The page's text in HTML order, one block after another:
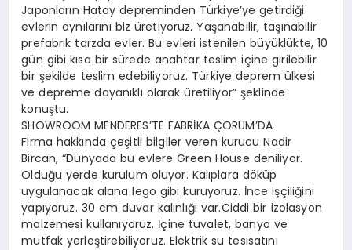
Japonların Hatay depreminden Türkiye’ye getirdiği
evlerin aynılarını biz üretiyoruz. Yaşanabilir, taşınabilir
prefabrik tarzda evler. Bu evleri istenilen büyüklükte, 10
gün gibi kısa bir sürede anahtar teslim içine girilebilir
bir şekilde teslim edebiliyoruz. Türkiye deprem ülkesi
ve depreme dayanıklı olarak üretiliyor” şeklinde
konuştu.
SHOWROOM MENDERES’TE FABRİKA ÇORUM’DA
Firma hakkında çeşitli bilgiler veren kurucu Nadir
Bircan, “Dünyada bu evlere Green House deniliyor.
Olduğu yerde kurulum oluyor. Kalıplara döküp
uygulanacak alana lego gibi kuruyoruz. İnce işçiliğini
yapıyoruz. 30 cm duvar kalınlığı var.Ciddi bir izolasyon
malzemesi kullanıyoruz. İçine tuvalet, banyo ve
mutfak yerleştirebiliyoruz. Elektrik su tesisatını